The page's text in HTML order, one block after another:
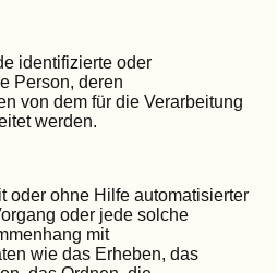
identifizierte oder
Person, deren
von dem für die Verarbeitung
werden.
oder ohne Hilfe automatisierter
oder jede solche
mit
wie das Erheben, das